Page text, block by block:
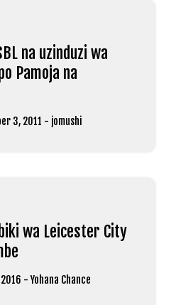
na uzinduzi wa
Pamoja na
3, 2011 - jomushi
wa Leicester City
-Yohana Chance